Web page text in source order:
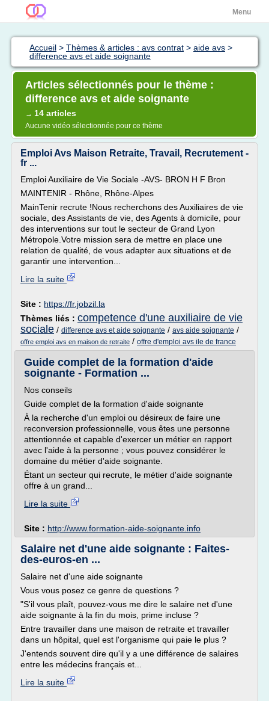
Menu
Accueil > Thèmes & articles : avs contrat > aide avs >
difference avs et aide soignante
Articles sélectionnés pour le thème :
difference avs et aide soignante
→ 14 articles
Aucune vidéo sélectionnée pour ce thème
Emploi Avs Maison Retraite, Travail, Recrutement -
fr ...
Emploi Auxiliaire de Vie Sociale -AVS- BRON H F Bron
MAINTENIR - Rhône, Rhône-Alpes
MainTenir recrute !Nous recherchons des Auxiliaires de vie
sociale, des Assistants de vie, des Agents à domicile, pour
des interventions sur tout le secteur de Grand Lyon
Métropole.Votre mission sera de mettre en place une
relation de qualité, de vous adapter aux situations et de
garantir une intervention...
Lire la suite
Site : https://fr.jobzil.la
Thèmes liés : competence d'une auxiliaire de vie
sociale / difference avs et aide soignante / avs aide soignante /
offre emploi avs en maison de retraite / offre d'emploi avs ile de france
Guide complet de la formation d'aide
soignante - Formation ...
Nos conseils
Guide complet de la formation d'aide soignante
À la recherche d'un emploi ou désireux de faire une
reconversion professionnelle, vous êtes une personne
attentionnée et capable d'exercer un métier en rapport
avec l'aide à la personne ; vous pouvez considérer le
domaine du métier d'aide soignante.
Étant un secteur qui recrute, le métier d'aide soignante
offre à un grand...
Lire la suite
Site : http://www.formation-aide-soignante.info
Salaire net d'une aide soignante : Faites-
des-euros-en ...
Salaire net d'une aide soignante
Vous vous posez ce genre de questions ?
"S'il vous plaît, pouvez-vous me dire le salaire net d'une
aide soignante à la fin du mois, prime incluse ?
Entre travailler dans une maison de retraite et travailler
dans un hôpital, quel est l'organisme qui paie le plus ?
J'entends souvent dire qu'il y a une différence de salaires
entre les médecins français et...
Lire la suite